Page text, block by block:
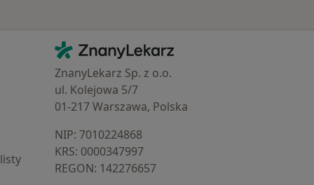
Kontakt
ZnanyLekarz - Strona główna
ZnanyLekarz Sp. z o.o.
ul. Kolejowa 5/7
01-217 Warszawa, Polska
NIP: ⁠7010224868
KRS: ⁠0000347997
REGON: ⁠142276657